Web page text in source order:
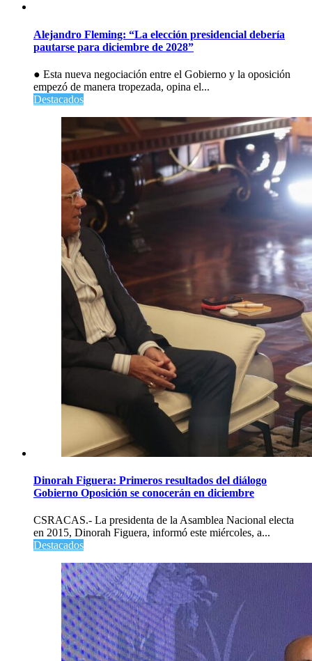
Alejandro Fleming: “La elección presidencial debería
pautarse para diciembre de 2028”
● Esta nueva negociación entre el Gobierno y la oposición
empezó de manera tropezada, opina el...
Destacados
Dinorah Figuera: Primeros resultados del diálogo
Gobierno Oposición se conocerán en diciembre
CSRACAS.- La presidenta de la Asamblea Nacional electa
en 2015, Dinorah Figuera, informó este miércoles, a...
Destacados